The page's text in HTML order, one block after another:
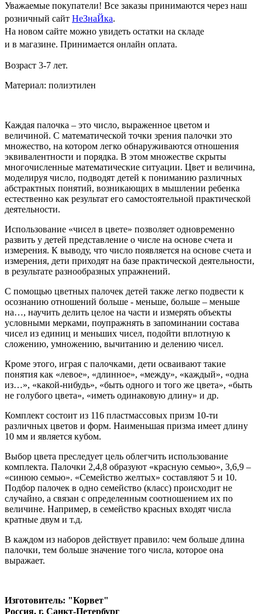
Уважаемые покупатели! Все заказы принимаются через наш
розничный сайт НеЗнаЙка.
На новом сайте можно увидеть остатки на складе
и в магазине. Принимается онлайн оплата.
Возраст 3-7 лет.
Материал: полиэтилен
Каждая палочка – это число, выраженное цветом и
величиной. С математической точки зрения палочки это
множество, на котором легко обнаруживаются отношения
эквивалентности и порядка. В этом множестве скрыты
многочисленные математические ситуации. Цвет и величина,
моделируя число, подводят детей к пониманию различных
абстрактных понятий, возникающих в мышлении ребенка
естественно как результат его самостоятельной практической
деятельности.
Использование «чисел в цвете» позволяет одновременно
развить у детей представление о числе на основе счета и
измерения. К выводу, что число появляется на основе счета и
измерения, дети приходят на базе практической деятельности,
в результате разнообразных упражнений.
С помощью цветных палочек детей также легко подвести к
осознанию отношений больше - меньше, больше – меньше
на…, научить делить целое на части и измерять объекты
условными мерками, поупражнять в запоминании состава
чисел из единиц и меньших чисел, подойти вплотную к
сложению, умножению, вычитанию и делению чисел.
Кроме этого, играя с палочками, дети осваивают такие
понятия как «левое», «длинное», «между», «каждый», «одна
из…», «какой-нибудь», «быть одного и того же цвета», «быть
не голубого цвета», «иметь одинаковую длину» и др.
Комплект состоит из 116 пластмассовых призм 10-ти
различных цветов и форм. Наименьшая призма имеет длину
10 мм и является кубом.
Выбор цвета преследует цель облегчить использование
комплекта. Палочки 2,4,8 образуют «красную семью», 3,6,9 –
«синюю семью». «Семейство желтых» составляют 5 и 10.
Подбор палочек в одно семейство (класс) происходит не
случайно, а связан с определенным соотношением их по
величине. Например, в семейство красных входят числа
кратные двум и т.д.
В каждом из наборов действует правило: чем больше длина
палочки, тем больше значение того числа, которое она
выражает.
Изготовитель: "Корвет"
Россия, г. Санкт-Петербург